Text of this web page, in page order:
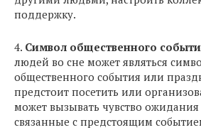
поддержку.
4. Символ общественного
людей во сне может являться
общественного события или
предстоит посетить или
может вызывать чувство
связанные с предстоящим